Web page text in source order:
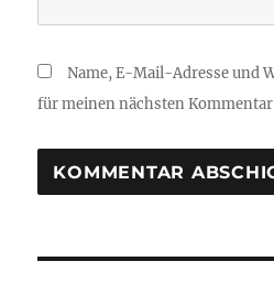
Name, E-Mail-Adresse und
für meinen nächsten